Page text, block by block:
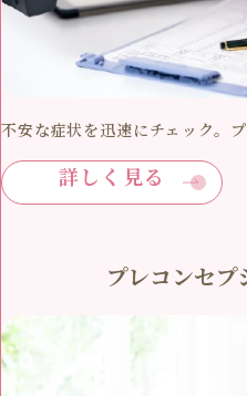
不安な症状を迅速にチェック。
詳しく見る
プレコンセ